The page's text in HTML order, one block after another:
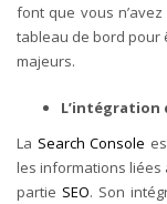
font que vous
tableau de bord pour
majeurs.
L’intégration
La Search Console
les informations liées
partie SEO. Son